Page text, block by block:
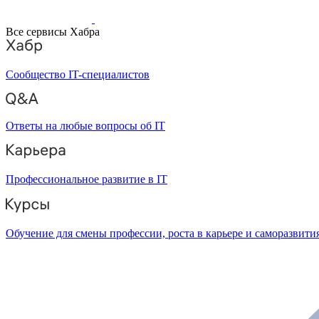
Все сервисы Хабра
Сообщество IT-специалистов
Ответы на любые вопросы об IT
Профессиональное развитие в IT
Обучение для смены профессии, роста в карьере и